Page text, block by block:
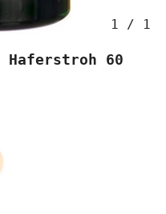
1 / 1
Haferstroh 60